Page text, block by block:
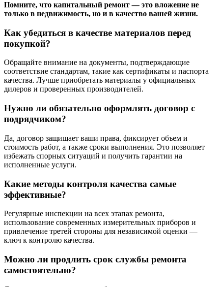
Помните, что капитальный ремонт — это вложение не
только в недвижимость, но и в качество вашей жизни.
Как убедиться в качестве материалов перед
покупкой?
Обращайте внимание на документы, подтверждающие
соответствие стандартам, такие как сертификаты и паспорта
качества. Лучше приобретать материалы у официальных
дилеров и проверенных производителей.
Нужно ли обязательно оформлять договор с
подрядчиком?
Да, договор защищает ваши права, фиксирует объем и
стоимость работ, а также сроки выполнения. Это позволяет
избежать спорных ситуаций и получить гарантии на
исполненные услуги.
Какие методы контроля качества самые
эффективные?
Регулярные инспекции на всех этапах ремонта,
использование современных измерительных приборов и
привлечение третей стороны для независимой оценки —
ключ к контролю качества.
Можно ли продлить срок службы ремонта
самостоятельно?